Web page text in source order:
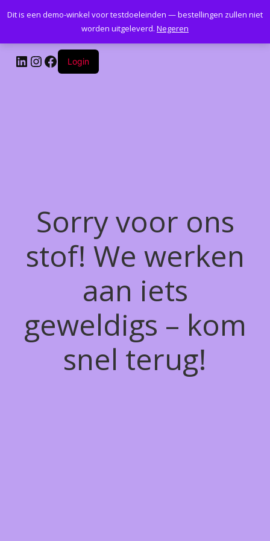
Kantoormeubelenplus.com
LinkedIn
Instagram
Facebook
Login
Sorry voor ons
stof! We werken
aan iets
geweldigs – kom
snel terug!
Dit is een demo-winkel voor testdoeleinden — bestellingen zullen niet
worden uitgeleverd. Negeren